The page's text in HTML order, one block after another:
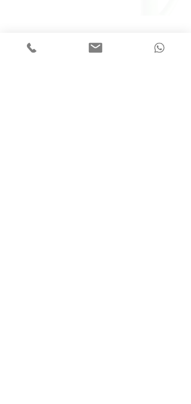
צרו קשר